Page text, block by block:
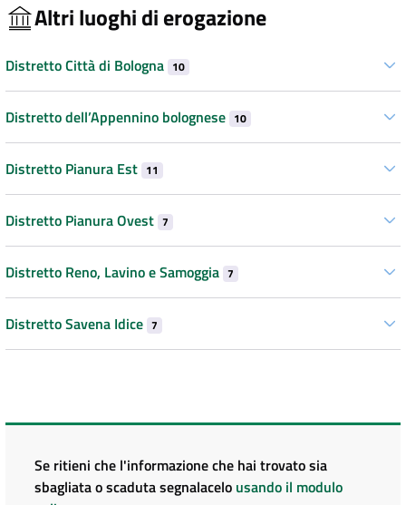
Altri luoghi di erogazione
Distretto Città di Bologna 10
Distretto dell’Appennino bolognese 10
Distretto Pianura Est 11
Distretto Pianura Ovest 7
Distretto Reno, Lavino e Samoggia 7
Distretto Savena Idice 7
Se ritieni che l'informazione che hai trovato sia
sbagliata o scaduta segnalacelo usando il modulo